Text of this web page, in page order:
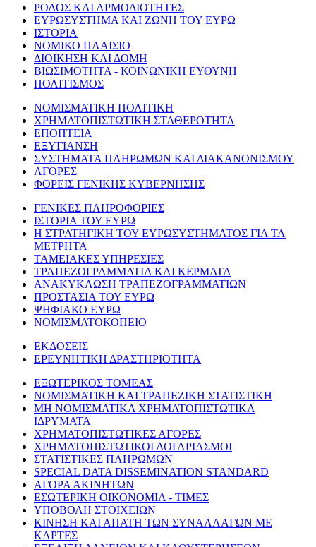
ΡΟΛΟΣ ΚΑΙ ΑΡΜΟΔΙΟΤΗΤΕΣ
ΕΥΡΩΣΥΣΤΗΜΑ ΚΑΙ ΖΩΝΗ ΤΟΥ ΕΥΡΩ
ΙΣΤΟΡΙΑ
ΝΟΜΙΚΟ ΠΛΑΙΣΙΟ
ΔΙΟΙΚΗΣΗ ΚΑΙ ΔΟΜΗ
ΒΙΩΣΙΜΟΤΗΤΑ - ΚΟΙΝΩΝΙΚΗ ΕΥΘΥΝΗ
ΠΟΛΙΤΙΣΜΟΣ
ΝΟΜΙΣΜΑΤΙΚΗ ΠΟΛΙΤΙΚΗ
ΧΡΗΜΑΤΟΠΙΣΤΩΤΙΚΗ ΣΤΑΘΕΡΟΤΗΤΑ
ΕΠΟΠΤΕΙΑ
ΕΞΥΓΙΑΝΣΗ
ΣΥΣΤΗΜΑΤΑ ΠΛΗΡΩΜΩΝ ΚΑΙ ΔΙΑΚΑΝΟΝΙΣΜΟΥ
ΑΓΟΡΕΣ
ΦΟΡΕΙΣ ΓΕΝΙΚΗΣ ΚΥΒΕΡΝΗΣΗΣ
ΓΕΝΙΚΕΣ ΠΛΗΡΟΦΟΡΙΕΣ
ΙΣΤΟΡΙΑ ΤΟΥ ΕΥΡΩ
Η ΣΤΡΑΤΗΓΙΚΗ ΤΟΥ ΕΥΡΩΣΥΣΤΗΜΑΤΟΣ ΓΙΑ ΤΑ
ΜΕΤΡΗΤΑ
ΤΑΜΕΙΑΚΕΣ ΥΠΗΡΕΣΙΕΣ
ΤΡΑΠΕΖΟΓΡΑΜΜΑΤΙΑ ΚΑΙ ΚΕΡΜΑΤΑ
ΑΝΑΚΥΚΛΩΣΗ ΤΡΑΠΕΖΟΓΡΑΜΜΑΤΙΩΝ
ΠΡΟΣΤΑΣΙΑ ΤΟΥ ΕΥΡΩ
ΨΗΦΙΑΚΟ ΕΥΡΩ
ΝΟΜΙΣΜΑΤΟΚΟΠΕΙΟ
ΕΚΔΟΣΕΙΣ
ΕΡΕΥΝΗΤΙΚΗ ΔΡΑΣΤΗΡΙΟΤΗΤΑ
ΕΞΩΤΕΡΙΚΟΣ ΤΟΜΕΑΣ
ΝΟΜΙΣΜΑΤΙΚΗ ΚΑΙ ΤΡΑΠΕΖΙΚΗ ΣΤΑΤΙΣΤΙΚΗ
ΜΗ ΝΟΜΙΣΜΑΤΙΚΑ ΧΡΗΜΑΤΟΠΙΣΤΩΤΙΚΑ
ΙΔΡΥΜΑΤΑ
ΧΡΗΜΑΤΟΠΙΣΤΩΤΙΚΕΣ ΑΓΟΡΕΣ
ΧΡΗΜΑΤΟΠΙΣΤΩΤΙΚΟΙ ΛΟΓΑΡΙΑΣΜΟΙ
ΣΤΑΤΙΣΤΙΚΕΣ ΠΛΗΡΩΜΩΝ
SPECIAL DATA DISSEMINATION STANDARD
ΑΓΟΡΑ ΑΚΙΝΗΤΩΝ
ΕΣΩΤΕΡΙΚΗ ΟΙΚΟΝΟΜΙΑ - ΤΙΜΕΣ
ΥΠΟΒΟΛΗ ΣΤΟΙΧΕΙΩΝ
ΚΙΝΗΣΗ ΚΑΙ ΑΠΑΤΗ ΤΩΝ ΣΥΝΑΛΛΑΓΩΝ ΜΕ
ΚΑΡΤΕΣ